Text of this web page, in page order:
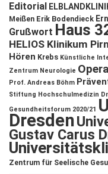
Editorial
Meißen Erik Bodendieck
Grußwort Haus
HELIOS Klinikum
Hören Krebs Künstliche
Zentrum Neurologie
Prof. Andreas Böhm
Stiftung Hochschulmedizin
Gesundheitsforum 2020/21
Dresden
Gustav Carus
Zentrum für Seelische